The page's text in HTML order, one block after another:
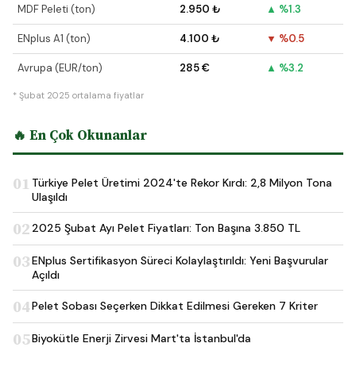
MDF Peleti (ton) 2.950 ₺ ▲ %1.3
ENplus A1 (ton) 4.100 ₺ ▼ %0.5
Avrupa (EUR/ton) 285 € ▲ %3.2
* Şubat 2025 ortalama fiyatlar
🔥 En Çok Okunanlar
01 Türkiye Pelet Üretimi 2024'te Rekor Kırdı: 2,8 Milyon Tona
Ulaşıldı
02 2025 Şubat Ayı Pelet Fiyatları: Ton Başına 3.850 TL
03ENplus Sertifikasyon Süreci Kolaylaştırıldı: Yeni Başvurular
Açıldı
04Pelet Sobası Seçerken Dikkat Edilmesi Gereken 7 Kriter
05Biyokütle Enerji Zirvesi Mart'ta İstanbul'da